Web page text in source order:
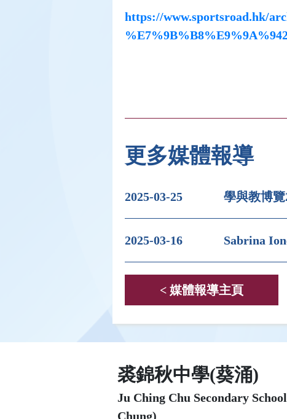
https://www.sportsroad.hk/
更多媒體報導
2025-03-25 學與教博
2025-03-16 Sabrina
< 媒體報導主頁
裘錦秋中學(葵涌)
Ju Ching Chu Secondary
Chung)